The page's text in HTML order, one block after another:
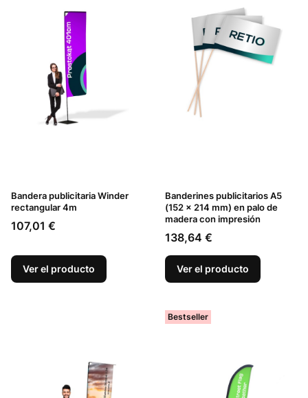
Bandera publicitaria Winder
rectangular 4m
Precio
107,01 €
Ver el producto
Banderines publicitarios A5
(152 x 214 mm) en palo de
madera con impresión
Precio
138,64 €
Ver el producto
Bestseller